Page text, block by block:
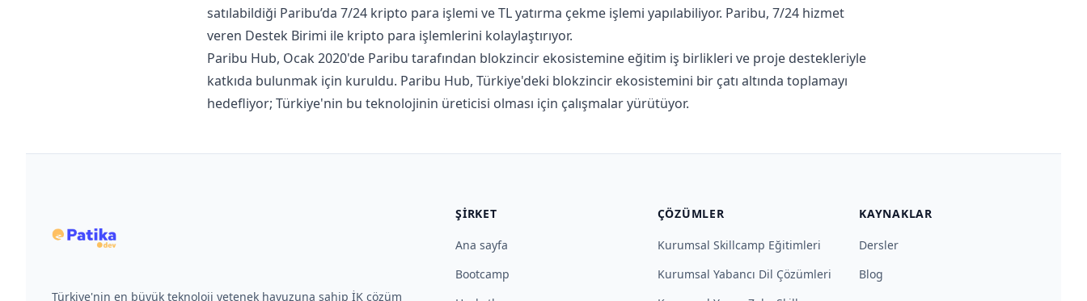
satılabildiği Paribu’da 7/24 kripto para işlemi ve TL yatırma çekme işlemi yapılabiliyor. Paribu, 7/24 hizmet
veren Destek Birimi ile kripto para işlemlerini kolaylaştırıyor.
Paribu Hub, Ocak 2020'de Paribu tarafından blokzincir ekosistemine eğitim iş birlikleri ve proje destekleriyle
katkıda bulunmak için kuruldu. Paribu Hub, Türkiye'deki blokzincir ekosistemini bir çatı altında toplamayı
hedefliyor; Türkiye'nin bu teknolojinin üreticisi olması için çalışmalar yürütüyor.
Türkiye'nin en büyük teknoloji yetenek havuzuna sahip İK çözüm
ŞIRKET
Ana sayfa
Bootcamp
ÇÖZÜMLER
Kurumsal Skillcamp Eğitimleri
Kurumsal Yabancı Dil Çözümleri
KAYNAKLAR
Dersler
Blog